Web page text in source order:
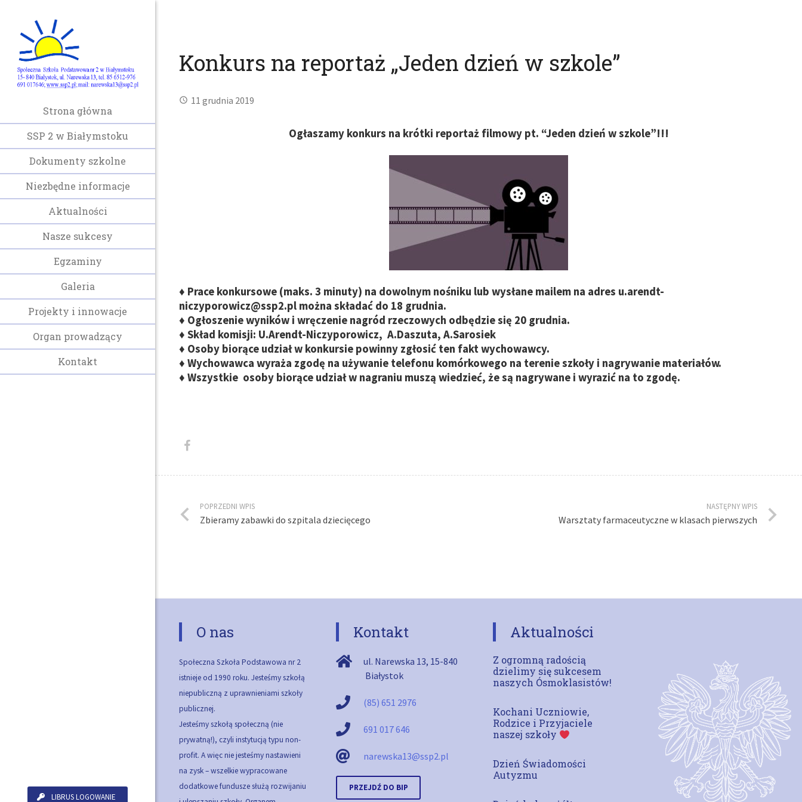
Strona główna
SSP 2 w Białymstoku
Dokumenty szkolne
Niezbędne informacje
Aktualności
Nasze sukcesy
Egzaminy
Galeria
Projekty i innowacje
Organ prowadzący
Kontakt
LIBRUS LOGOWANIE
Konkurs na reportaż „Jeden dzień w szkole”
11 grudnia 2019
Ogłaszamy konkurs na krótki reportaż filmowy pt. “Jeden dzień w szkole”!!!
♦ Prace konkursowe (maks. 3 minuty) na dowolnym nośniku lub wysłane mailem na adres u.arendt-
niczyporowicz@ssp2.pl można składać do 18 grudnia.
♦ Ogłoszenie wyników i wręczenie nagród rzeczowych odbędzie się 20 grudnia.
♦ Skład komisji: U.Arendt-Niczyporowicz, A.Daszuta, A.Sarosiek
♦ Osoby biorące udział w konkursie powinny zgłosić ten fakt wychowawcy.
♦ Wychowawca wyraża zgodę na używanie telefonu komórkowego na terenie szkoły i nagrywanie materiałów.
♦ Wszystkie osoby biorące udział w nagraniu muszą wiedzieć, że są nagrywane i wyrazić na to zgodę.
POPRZEDNI WPIS
Zbieramy zabawki do szpitala dziecięcego
NASTĘPNY WPIS
Warsztaty farmaceutyczne w klasach pierwszych
O nas
Społeczna Szkoła Podstawowa nr 2
istnieje od 1990 roku. Jesteśmy szkołą
niepubliczną z uprawnieniami szkoły
publicznej.
Jesteśmy szkołą społeczną (nie
prywatną!), czyli instytucją typu non-
profit. A więc nie jesteśmy nastawieni
na zysk – wszelkie wypracowane
dodatkowe fundusze służą rozwijaniu
Kontakt
ul. Narewska 13, 15-840
Białystok
(85) 651 2976
691 017 646
narewska13@ssp2.pl
PRZEJDŹ DO BIP
Aktualności
Z ogromną radością
dzielimy się sukcesem
naszych Ósmoklasistów!
Kochani Uczniowie,
Rodzice i Przyjaciele
naszej szkoły
Dzień Świadomości
Autyzmu